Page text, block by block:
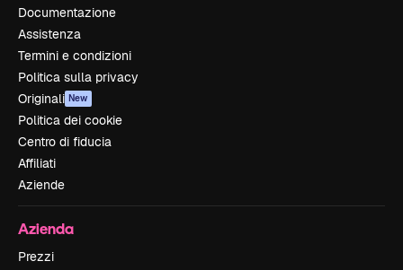
Documentazione
Assistenza
Termini e condizioni
Politica sulla privacy
Originali New
Politica dei cookie
Centro di fiducia
Affiliati
Aziende
Azienda
Prezzi